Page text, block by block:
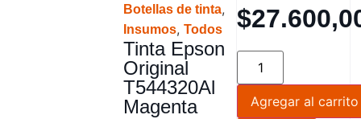
Botellas de tinta,
Insumos, Todos
Tinta Epson
Original
T544320Al
Magenta
$
Agregar al carrito